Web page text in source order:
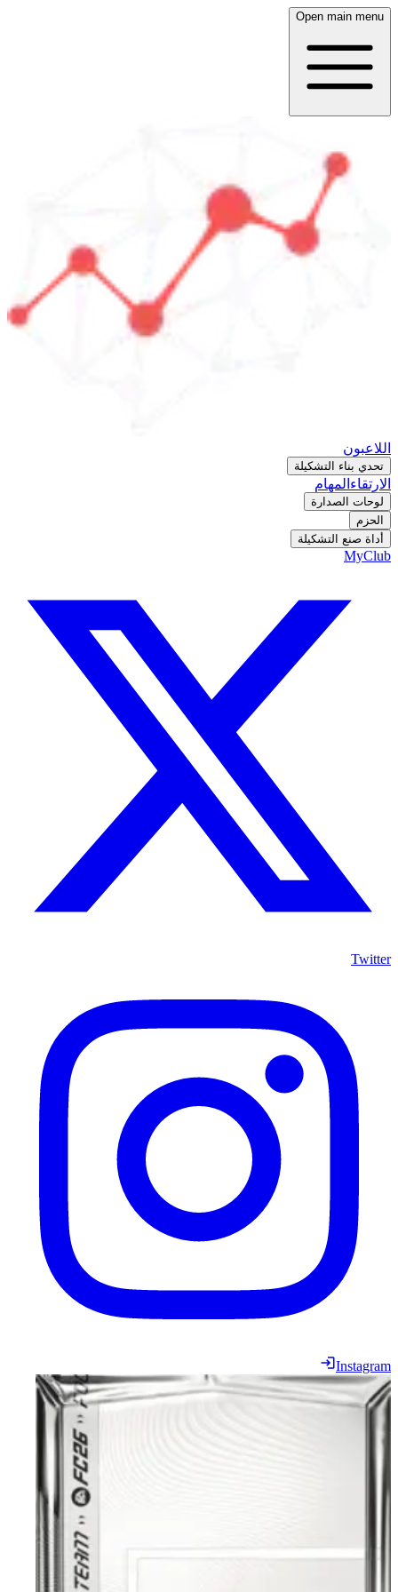
Open main menu
اللاعبون
تحدي بناء التشكيلة
الارتقاء المهام
لوحات الصدارة
الحزم
أداة صنع التشكيلة
MyClub
Twitter
Instagram